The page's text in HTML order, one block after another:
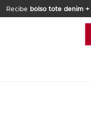
Recibe bolso tote denim